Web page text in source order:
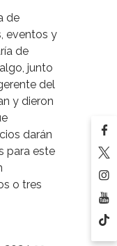
de
eventos y
de
junto
del
y dieron
darán
para este
o tres